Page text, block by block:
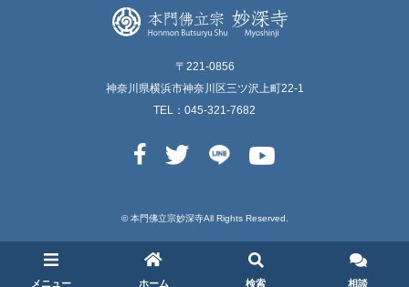
メニュー ホーム 検索 相談
〒221-0856
神奈川県横浜市神奈川区三ツ沢上町22-1
TEL：045-321-7682
© 本⾨佛⽴宗妙深寺All Rights Reserved.